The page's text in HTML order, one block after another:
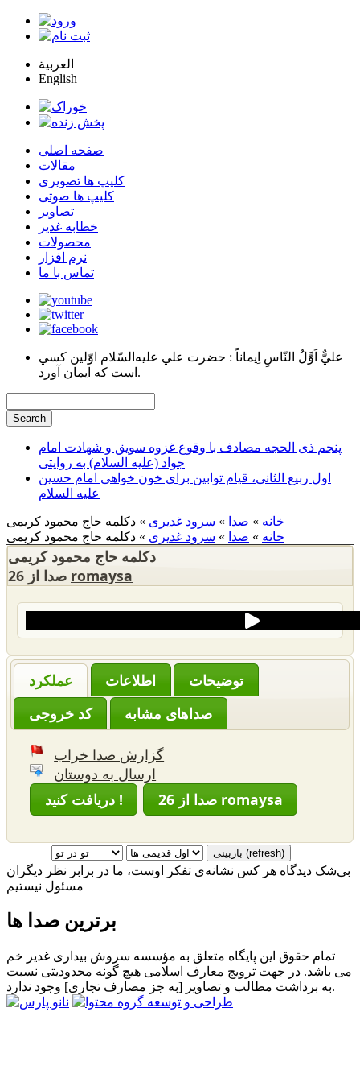
العربية
English
صفحه اصلی
مقالات
کلیپ ها تصویری
کلیپ ها صوتی
تصاویر
خطابه غدیر
محصولات
نرم افزار
تماس با ما
عليٌّ اَوَّلُ النّاسِ اِيماناً : حضرت علي عليه‌السّلام اوّلين كسي
است كه ايمان آورد.
پنجم ذی الحجه مصادف با وقوع غزوه سویق و شهادت امام
جواد (علیه السلام) به روایتی
اول ربیع الثانی، قیام توابین برای خون خواهی امام حسین
علیه السلام
خانه » صدا » سرود غدیری » دکلمه حاج محمود کریمی
خانه » صدا » سرود غدیری » دکلمه حاج محمود کریمی
دکلمه حاج محمود کریمی
romaysa
عملکرد
‌توضیحات
کد خروجی‌
صداهای مشابه
گزارش صدا خراب
ارسال به دوستان
دریافت کنید !
26 صدا از romaysa
بی‌شک دیدگاه هر کس نشانه‌ی تفکر اوست، ما در برابر نظر دیگران
مسئول نیستیم
برترین صدا ها
تمام حقوق این پایگاه متعلق به مؤسسه سروش بیداری غدیر خم
می باشد. در جهت ترویج معارف اسلامی هیچ گونه محدودیتی نسبت
به برداشت مطالب و تصاویر [به جز مصارف تجاری] وجود ندارد.